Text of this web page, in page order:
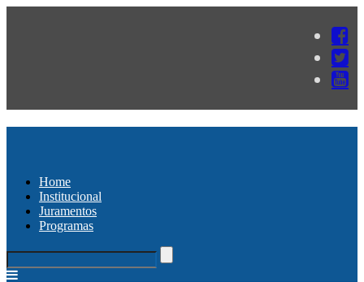
Home
Institucional
Juramentos
Programas